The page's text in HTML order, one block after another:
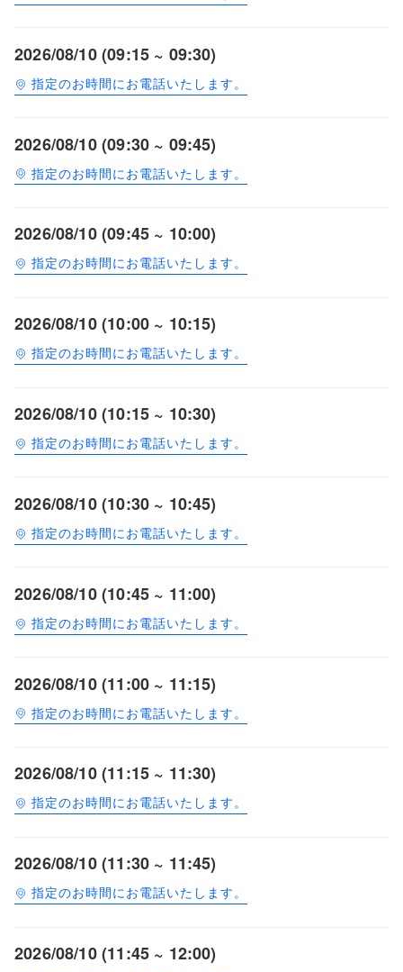
2026/08/10 (09:15 ~ 09:30)
指定のお時間にお電話いたします。
2026/08/10 (09:30 ~ 09:45)
指定のお時間にお電話いたします。
2026/08/10 (09:45 ~ 10:00)
指定のお時間にお電話いたします。
2026/08/10 (10:00 ~ 10:15)
指定のお時間にお電話いたします。
2026/08/10 (10:15 ~ 10:30)
指定のお時間にお電話いたします。
2026/08/10 (10:30 ~ 10:45)
指定のお時間にお電話いたします。
2026/08/10 (10:45 ~ 11:00)
指定のお時間にお電話いたします。
2026/08/10 (11:00 ~ 11:15)
指定のお時間にお電話いたします。
2026/08/10 (11:15 ~ 11:30)
指定のお時間にお電話いたします。
2026/08/10 (11:30 ~ 11:45)
指定のお時間にお電話いたします。
2026/08/10 (11:45 ~ 12:00)